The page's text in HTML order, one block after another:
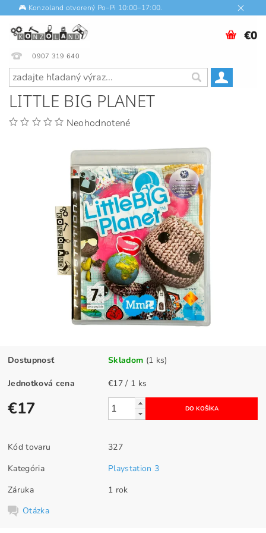
🎮 Konzoland otvorený Po–Pi 10:00–17:00.
0907 319 640
€0
LITTLE BIG PLANET
Neohodnotené
Dostupnosť Skladom (1 ks)
Jednotková cena €17 / 1 ks
€17
Kód tovaru
327
Kategória
Playstation 3
Záruka
1 rok
Otázka